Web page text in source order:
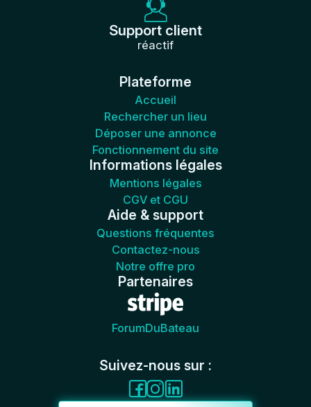
Support client
réactif
Plateforme
Accueil
Rechercher un lieu
Déposer une annonce
Fonctionnement du site
Informations légales
Mentions légales
CGV et CGU
Aide & support
Questions fréquentes
Contactez-nous
Notre offre pro
Partenaires
ForumDuBateau
Suivez-nous sur :